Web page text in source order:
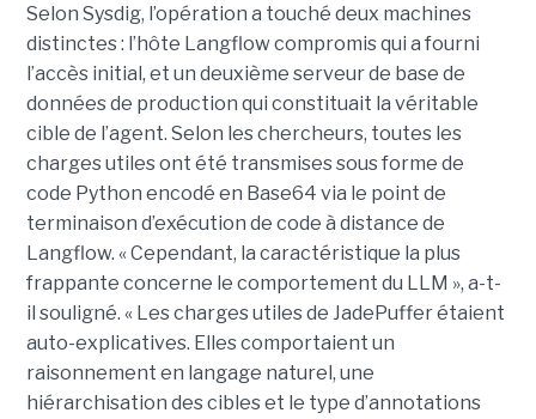
Selon Sysdig, l’opération a touché deux machines
distinctes : l’hôte Langflow compromis qui a fourni
l’accès initial, et un deuxième serveur de base de
données de production qui constituait la véritable
cible de l’agent. Selon les chercheurs, toutes les
charges utiles ont été transmises sous forme de
code Python encodé en Base64 via le point de
terminaison d’exécution de code à distance de
Langflow. « Cependant, la caractéristique la plus
frappante concerne le comportement du LLM », a-t-
il souligné. « Les charges utiles de JadePuffer étaient
auto-explicatives. Elles comportaient un
raisonnement en langage naturel, une
hiérarchisation des cibles et le type d’annotations